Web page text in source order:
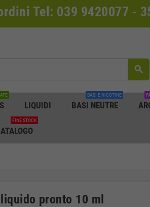
Tel: 039 9420077 -
search
LIQUIDI BASI NEUTRE
BASI E NICOTINE
FINE STOCK
pronto 10 ml